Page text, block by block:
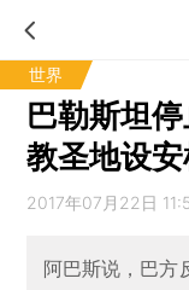
世界
巴勒斯坦
教圣地设
2017年07月22日
阿巴斯说，巴方